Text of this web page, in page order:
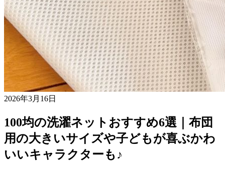
2026年3月16日
100均の洗濯ネットおすすめ6選｜布団
用の大きいサイズや子どもが喜ぶかわ
いいキャラクターも♪